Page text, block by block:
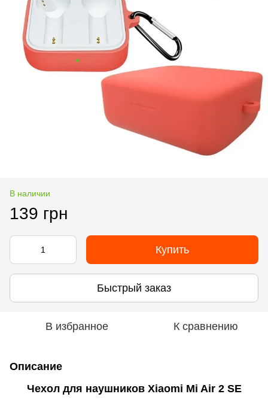
В наличии
139 грн
Купить
Быстрый заказ
В избранное К сравнению
Описание
Чехол для наушников Xiaomi Mi Air 2 SE